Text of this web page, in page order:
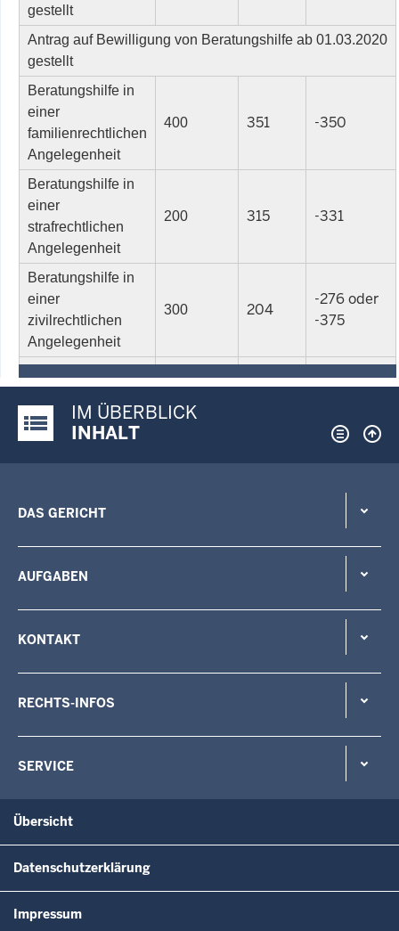
gestellt
Antrag auf Bewilligung von Beratungshilfe ab 01.03.2020
gestellt
Beratungshilfe in
einer
familienrechtlichen
Angelegenheit
400 351 -350
Beratungshilfe in
einer
strafrechtlichen
Angelegenheit
200 315 -331
Beratungshilfe in
einer
zivilrechtlichen
Angelegenheit
300 204
-276 oder
-375
Justiz-Portal im Überblick:
IM ÜBERBLICK
INHALT
DAS GERICHT
AUFGABEN
KONTAKT
RECHTS-INFOS
SERVICE
Übersicht
Datenschutzerklärung
Impressum